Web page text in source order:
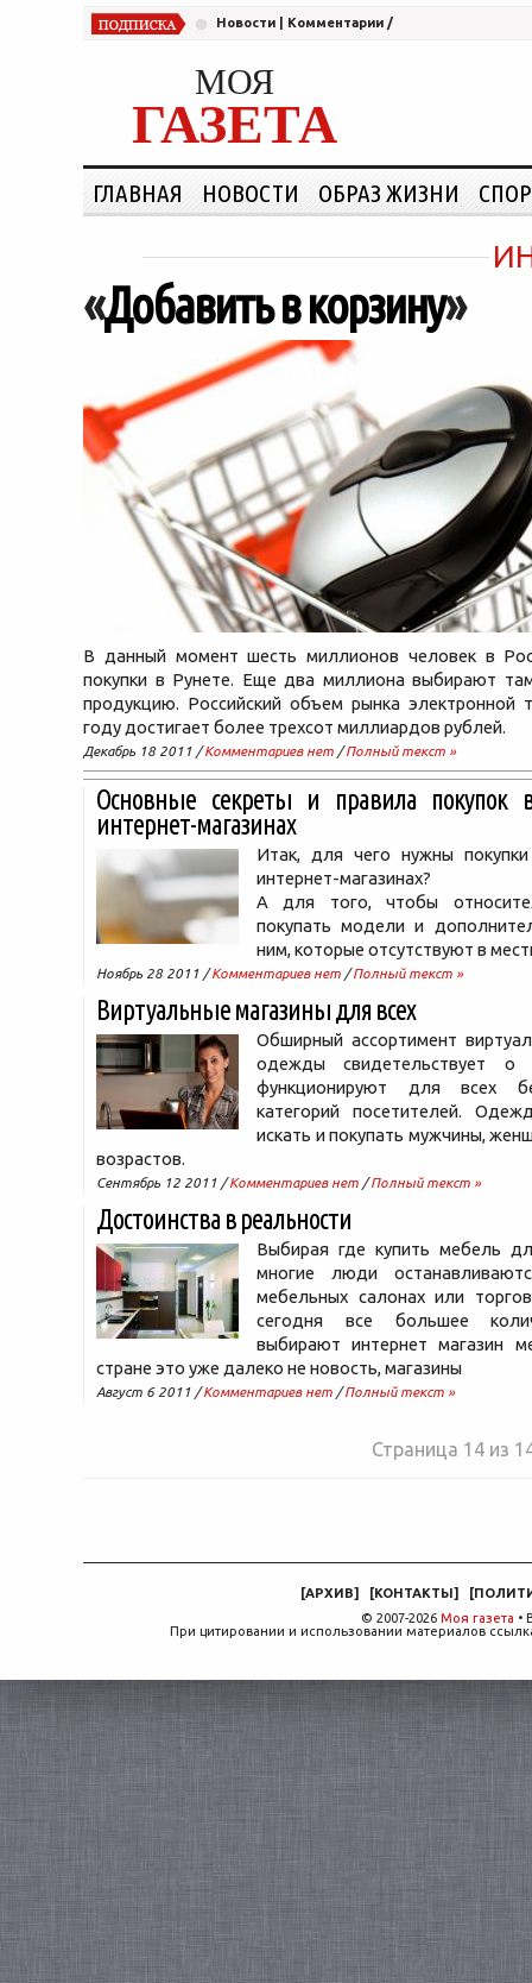
Новости Комментарии /
МОЯ
ГАЗЕТА
ГЛАВНАЯ НОВОСТИ ОБРАЗ ЖИЗНИ
«Добавить в корзину»
В данный момент шесть миллионов человек в
покупки в Рунете. Еще два миллиона выбирают
продукцию. Российский объем рынка электронной
году достигает более трехсот миллиардов рублей.
Декабрь 18 2011 /Комментариев нет /Полный текст »
Основные секреты и правила покупок
интернет-магазинах
Итак, для чего нужны
интернет-магазинах?
А для того, чтобы
покупать модели и
ним, которые отсутствуют в
Ноябрь 28 2011 /Комментариев нет /Полный текст »
Виртуальные магазины для всех
Обширный ассортимент
одежды свидетельствует
функционируют для всех
категорий посетителей.
искать и покупать мужчины,
возрастов.
Сентябрь 12 2011 /Комментариев нет /Полный текст »
Достоинства в реальности
Выбирая где купить мебель
многие люди
мебельных салонах или
сегодня все большее
выбирают интернет магазин
стране это уже далеко не новость, магазины
Август 6 2011 /Комментариев нет /Полный текст »
Страница 14 из
[АРХИВ] [КОНТАКТЫ] [
© 2007-2026 Моя газета •
При цитировании и использовании материалов